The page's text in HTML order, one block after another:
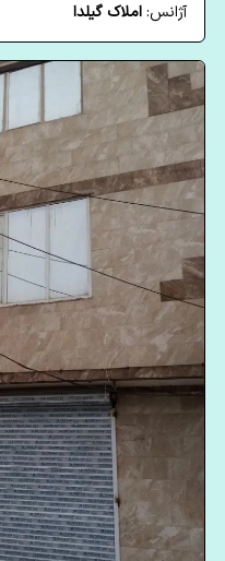
آژانس:املاک گیلدا